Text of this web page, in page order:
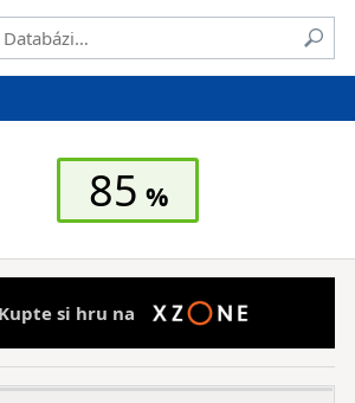
85
Kupte si hru na